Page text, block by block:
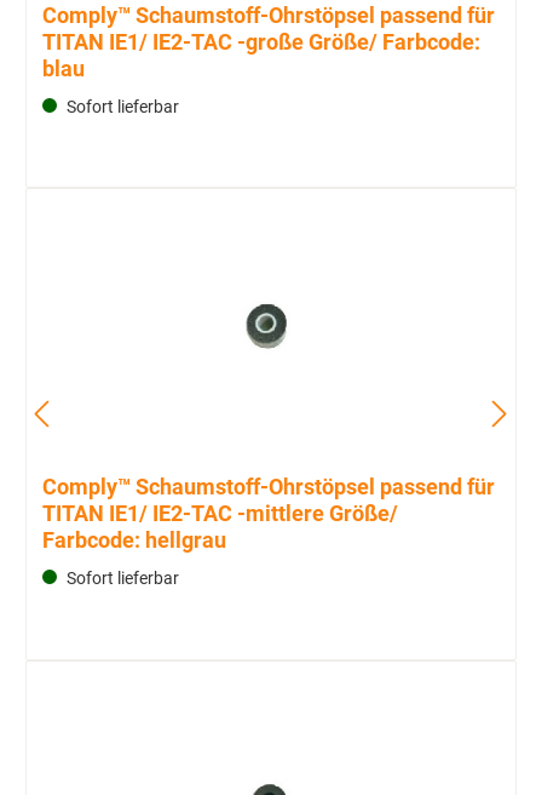
Comply™ Schaumstoff-Ohrstöpsel passend für
TITAN IE1/ IE2-TAC -große Größe/ Farbcode:
blau
Sofort lieferbar
Comply™ Schaumstoff-Ohrstöpsel passend für
TITAN IE1/ IE2-TAC -mittlere Größe/
Farbcode: hellgrau
Sofort lieferbar